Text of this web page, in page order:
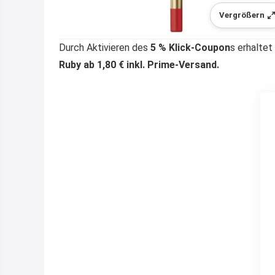
Vergrößern
Durch Aktivieren des 5 % Klick-Coupons erhaltet
Ruby ab 1,80 € inkl. Prime-Versand.